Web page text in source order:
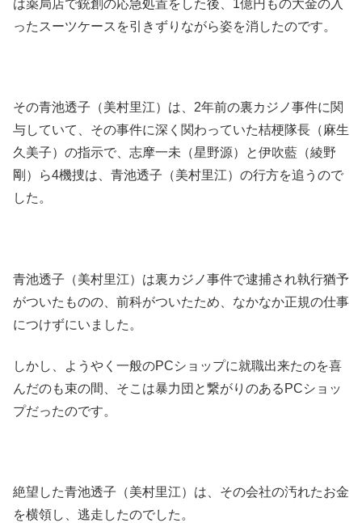
は薬局店で銃創の応急処置をした後、1億円もの大金の入
ったスーツケースを引きずりながら姿を消したのです。
その青池透子（美村里江）は、2年前の裏カジノ事件に関
与していて、その事件に深く関わっていた桔梗隊長（麻生
久美子）の指示で、志摩一未（星野源）と伊吹藍（綾野
剛）ら4機捜は、青池透子（美村里江）の行方を追うので
した。
青池透子（美村里江）は裏カジノ事件で逮捕され執行猶予
がついたものの、前科がついたため、なかなか正規の仕事
につけずにいました。
しかし、ようやく一般のPCショップに就職出来たのを喜
んだのも束の間、そこは暴力団と繋がりのあるPCショッ
プだったのです。
絶望した青池透子（美村里江）は、その会社の汚れたお金
を横領し、逃走したのでした。